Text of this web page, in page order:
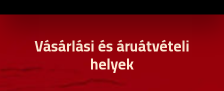
Vásárlási és áruátvételi
helyek